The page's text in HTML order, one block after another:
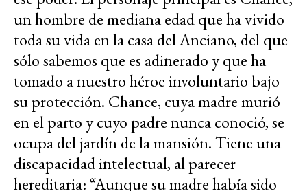
un hombre de mediana edad que ha vivido
toda su vida en la casa del Anciano, del que
sólo sabemos que es adinerado y que ha
tomado a nuestro héroe involuntario bajo
su protección. Chance, cuya madre murió
en el parto y cuyo padre nunca conoció, se
ocupa del jardín de la mansión. Tiene una
discapacidad intelectual, al parecer
hereditaria: “Aunque su madre había sido